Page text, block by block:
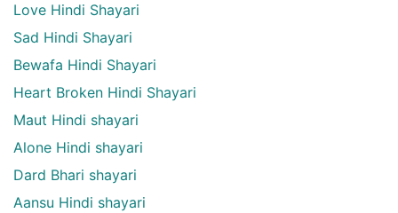
Love Hindi Shayari
Sad Hindi Shayari
Bewafa Hindi Shayari
Heart Broken Hindi Shayari
Maut Hindi shayari
Alone Hindi shayari
Dard Bhari shayari
Aansu Hindi shayari